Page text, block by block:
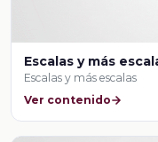
Escalas y más
Escalas y más escalas
Ver contenido